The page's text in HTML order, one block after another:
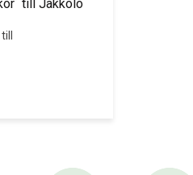
till Jakkolo